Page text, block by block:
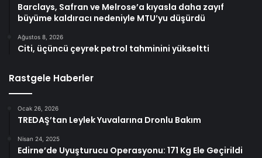
Barclays, Safran ve Melrose’a kıyasla daha zayıf
büyüme kaldıracı nedeniyle MTU’yu düşürdü
Ağustos 8, 2026
Citi, üçüncü çeyrek petrol tahminini yükseltti
Rastgele Haberler
Ocak 26, 2026
TREDAŞ’tan Leylek Yuvalarına Dronlu Bakım
Nisan 24, 2025
Edirne’de Uyuşturucu Operasyonu: 171 Kg Ele Geçirildi